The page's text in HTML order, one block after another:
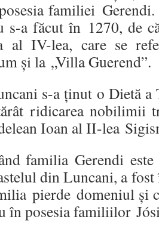
familiei
s-a făcut în 1270, de
al IV-lea, care se
şi la „Villa Guerend”.
s-a ţinut o Dietă a
ridicarea nobilimii
Ioan al II-lea
familia Gerendi
din Luncani, a
pierde domeniul şi
în posesia familiilor